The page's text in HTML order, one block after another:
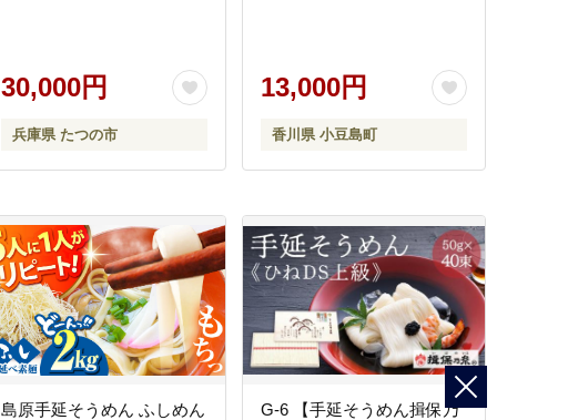
30,000円
兵庫県 たつの市
13,000円
香川県 小豆島町
島原手延そうめん ふしめん G-6 【手延そうめん揖保乃